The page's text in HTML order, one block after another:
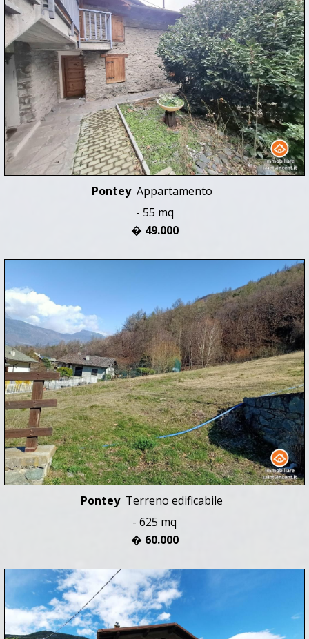
PonteyAppartamento
- 55 mq
� 49.000
PonteyTerreno edificabile
- 625 mq
� 60.000